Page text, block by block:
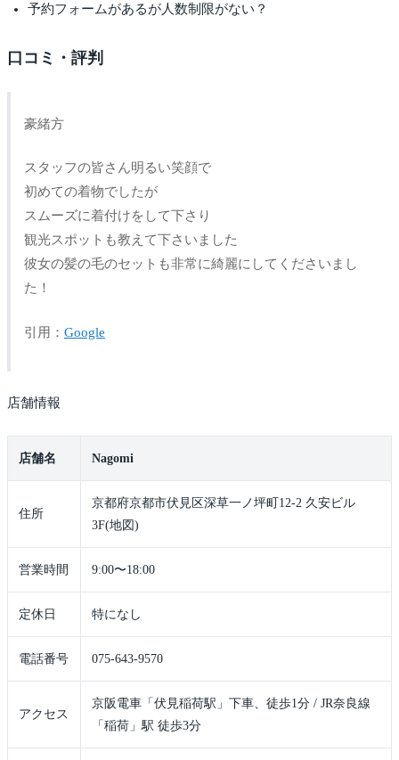
予約フォームがあるが人数制限がない？
口コミ・評判
豪緒方
スタッフの皆さん明るい笑顔で
初めての着物でしたが
スムーズに着付けをして下さり
観光スポットも教えて下さいました
彼女の髪の毛のセットも非常に綺麗にしてくださいまし
た！
引用： Google
店舗情報
店舗名 Nagomi
住所
京都府京都市伏見区深草一ノ坪町12-2 久安ビル
3F(地図)
営業時間 9:00〜18:00
定休日 特になし
電話番号 075-643-9570
アクセス
京阪電車「伏見稲荷駅」下車、徒歩1分 / JR奈良線
「稲荷」駅 徒歩3分